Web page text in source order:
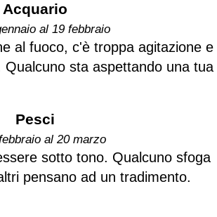
Acquario
al 19 febbraio
al fuoco, c'è troppa agitazione e
sta aspettando una tua
Pesci
al 20 marzo
sotto tono. Qualcuno sfoga
pensano ad un tradimento.